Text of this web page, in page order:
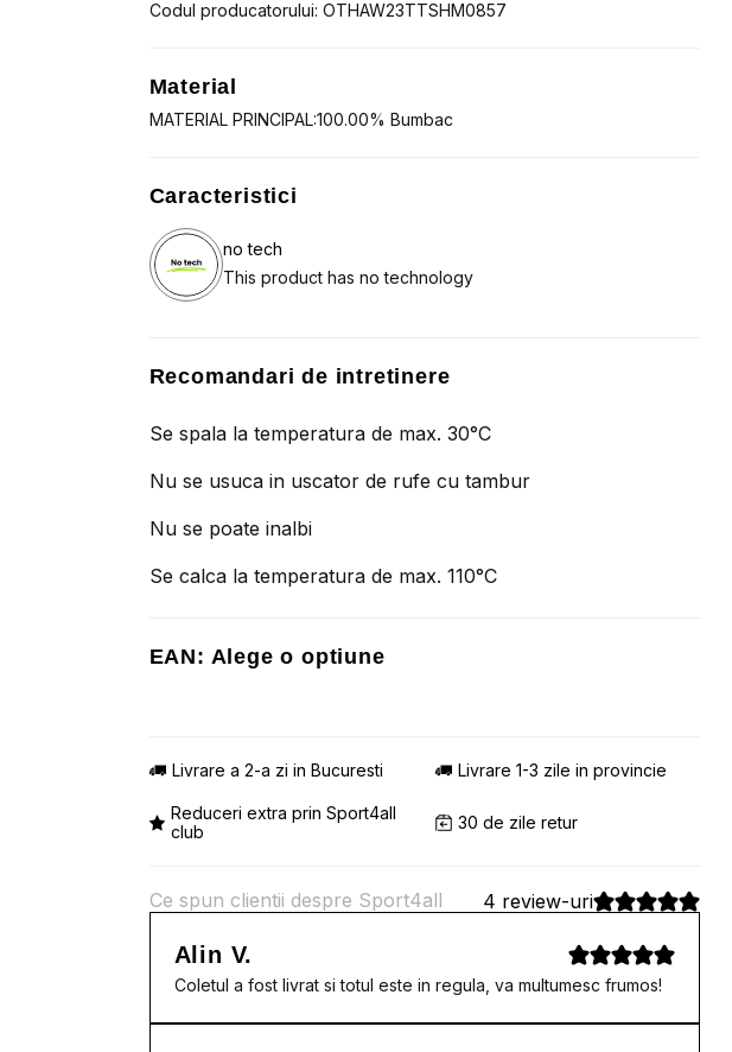
Codul producatorului: OTHAW23TTSHM0857
Material
MATERIAL PRINCIPAL:100.00% Bumbac
Caracteristici
no tech
This product has no technology
Recomandari de intretinere
Se spala la temperatura de max. 30°C
Nu se usuca in uscator de rufe cu tambur
Nu se poate inalbi
Se calca la temperatura de max. 110°C
EAN: Alege o optiune
Livrare a 2-a zi in Bucuresti Livrare 1-3 zile in provincie
Reduceri extra prin Sport4all
club
30 de zile retur
Ce spun clientii despre Sport4all 4 review-uri
Alin V.
Coletul a fost livrat si totul este in regula, va multumesc frumos!